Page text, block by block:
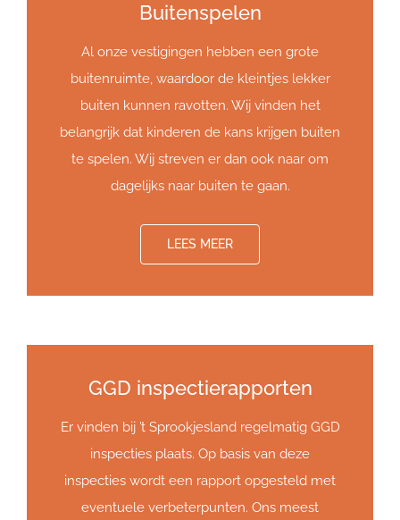
Buitenspelen
Al onze vestigingen hebben een grote
buitenruimte, waardoor de kleintjes lekker
buiten kunnen ravotten. Wij vinden het
belangrijk dat kinderen de kans krijgen buiten
te spelen. Wij streven er dan ook naar om
dagelijks naar buiten te gaan.
LEES MEER
GGD inspectierapporten
Er vinden bij ’t Sprookjesland regelmatig GGD
inspecties plaats. Op basis van deze
inspecties wordt een rapport opgesteld met
eventuele verbeterpunten. Ons meest